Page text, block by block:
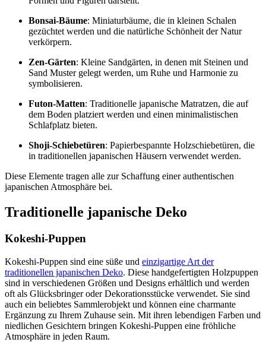
Bonsai-Bäume: Miniaturbäume, die in kleinen Schalen
gezüchtet werden und die natürliche Schönheit der Natur
verkörpern.
Zen-Gärten: Kleine Sandgärten, in denen mit Steinen und
Sand Muster gelegt werden, um Ruhe und Harmonie zu
symbolisieren.
Futon-Matten: Traditionelle japanische Matratzen, die auf
dem Boden platziert werden und einen minimalistischen
Schlafplatz bieten.
Shoji-Schiebetüren: Papierbespannte Holzschiebetüren, die
in traditionellen japanischen Häusern verwendet werden.
Diese Elemente tragen alle zur Schaffung einer authentischen
japanischen Atmosphäre bei.
Traditionelle japanische Deko
Kokeshi-Puppen
Kokeshi-Puppen sind eine süße und einzigartige Art der
traditionellen japanischen Deko. Diese handgefertigten Holzpuppen
sind in verschiedenen Größen und Designs erhältlich und werden
oft als Glücksbringer oder Dekorationsstücke verwendet. Sie sind
auch ein beliebtes Sammlerobjekt und können eine charmante
Ergänzung zu Ihrem Zuhause sein. Mit ihren lebendigen Farben und
niedlichen Gesichtern bringen Kokeshi-Puppen eine fröhliche
Atmosphäre in jeden Raum.